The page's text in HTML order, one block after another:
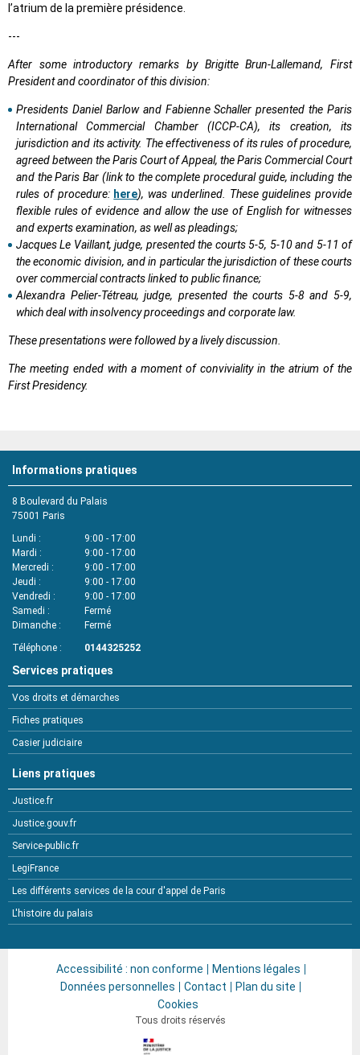
l’atrium de la première présidence.
---
After some introductory remarks by Brigitte Brun-Lallemand, First
President and coordinator of this division:
Presidents Daniel Barlow and Fabienne Schaller presented the Paris
International Commercial Chamber (ICCP-CA), its creation, its
jurisdiction and its activity. The effectiveness of its rules of procedure,
agreed between the Paris Court of Appeal, the Paris Commercial Court
and the Paris Bar (link to the complete procedural guide, including the
rules of procedure: here), was underlined. These guidelines provide
flexible rules of evidence and allow the use of English for witnesses
and experts examination, as well as pleadings;
Jacques Le Vaillant, judge, presented the courts 5-5, 5-10 and 5-11 of
the economic division, and in particular the jurisdiction of these courts
over commercial contracts linked to public finance;
Alexandra Pelier-Tétreau, judge, presented the courts 5-8 and 5-9,
which deal with insolvency proceedings and corporate law.
These presentations were followed by a lively discussion.
The meeting ended with a moment of conviviality in the atrium of the
First Presidency.
Informations pratiques
8 Boulevard du Palais
75001 Paris
Lundi
9:00 - 17:00
Mardi
9:00 - 17:00
Mercredi
9:00 - 17:00
Jeudi
9:00 - 17:00
Vendredi
9:00 - 17:00
Samedi
Fermé
Dimanche
Fermé
Téléphone
0144325252
Services pratiques
Vos droits et démarches
Fiches pratiques
Casier judiciaire
Liens pratiques
Justice.fr
Justice.gouv.fr
Service-public.fr
LegiFrance
Les différents services de la cour d'appel de Paris
L'histoire du palais
Accessibilité : non conforme
Mentions légales
Données personnelles
Contact
Plan du site
Cookies
Tous droits réservés